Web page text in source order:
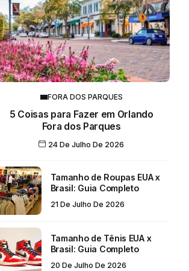
FORA DOS PARQUES
5 Coisas para Fazer em Orlando
Fora dos Parques
24 De Julho De 2026
Tamanho de Roupas EUA x
Brasil: Guia Completo
21 De Julho De 2026
Tamanho de Tênis EUA x
Brasil: Guia Completo
20 De Julho De 2026